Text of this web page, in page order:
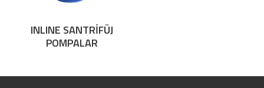
INLINE SANTRİFÜJ
POMPALAR